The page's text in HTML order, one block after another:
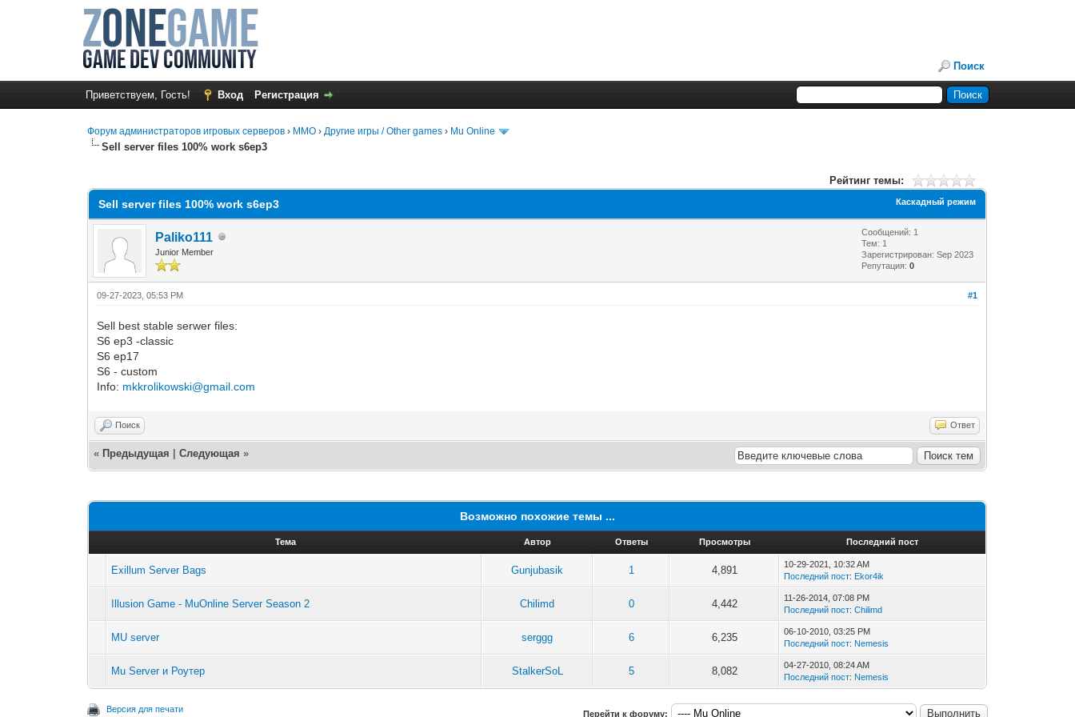
Поиск
Приветствуем, Гость! Вход Регистрация
Форум администраторов игровых серверов › MMO ›Другие игры / Other games › Mu Online
Sell server files 100% work s6ep3
Рейтинг темы:
Каскадный режим
Sell server files 100% work s6ep3
Paliko111
Junior Member
Сообщений: 1
Тем: 1
Зарегистрирован: Sep 2023
Репутация:0
#1
09-27-2023, 05:53 PM
Sell best stable serwer files:
S6 ep3 -classic
S6 ep17
S6 - custom
Info: mkkrolikowski@gmail.com
Поиск Ответ
« Предыдущая |Следующая»
Возможно похожие темы ...
Тема Автор Ответы Просмотры Последний пост
Exillum Server Bags Gunjubasik 1 4,891
10-29-2021, 10:32 AM
Последний пост: Ekor4ik
Illusion Game - MuOnline Server Season 2 Chilimd 0 4,442
11-26-2014, 07:08 PM
Последний пост:Chilimd
MU server serggg 6 6,235
06-10-2010, 03:25 PM
Последний пост: Nemesis
Mu Server и Роутер StalkerSoL 5 8,082
04-27-2010, 08:24 AM
Последний пост: Nemesis
Версия для печати Перейти к форуму: